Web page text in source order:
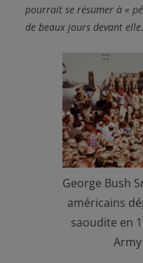
pourrait se résumer à «
de beaux jours devant elle.
George Bush
américains
saoudite en